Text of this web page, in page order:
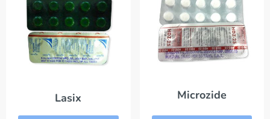
Lasix Microzide